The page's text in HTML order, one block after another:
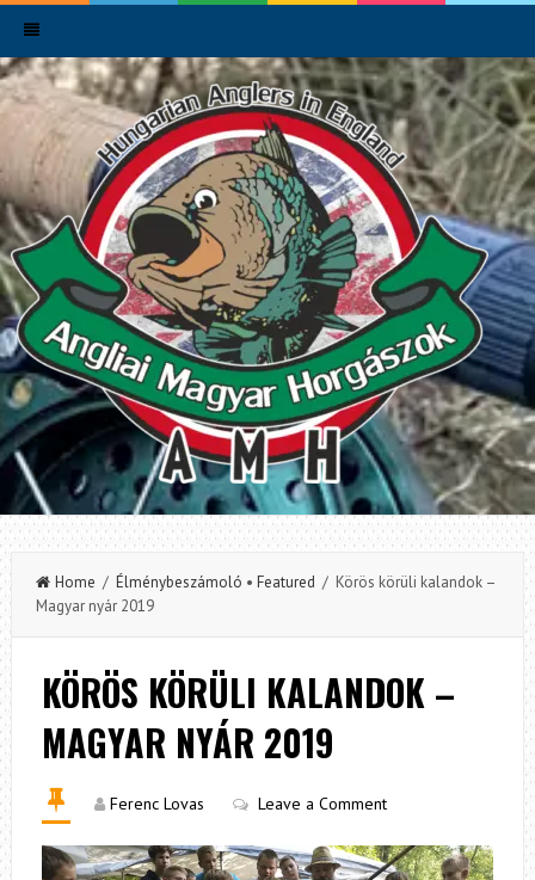
Home / Élménybeszámoló • Featured / Körös körüli kalandok –
Magyar nyár 2019
KÖRÖS KÖRÜLI KALANDOK –
MAGYAR NYÁR 2019
Ferenc Lovas Leave a Comment